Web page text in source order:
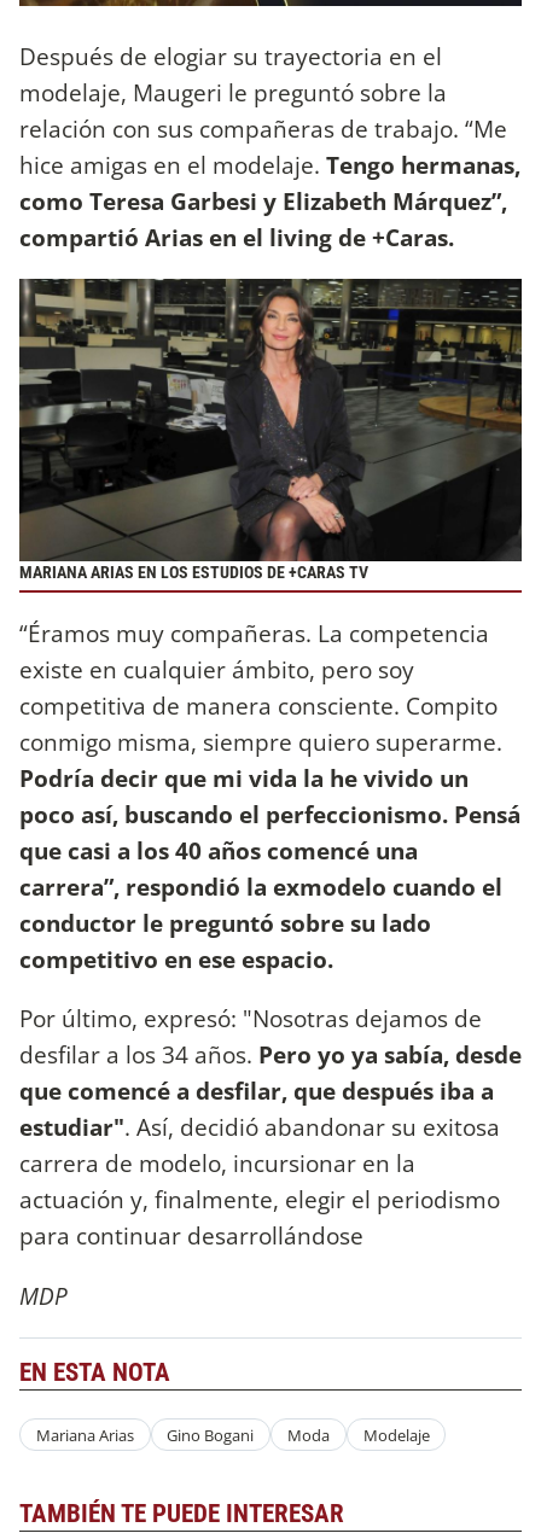
Después de elogiar su trayectoria en el
modelaje, Maugeri le preguntó sobre la
relación con sus compañeras de trabajo. “Me
hice amigas en el modelaje. Tengo hermanas,
como Teresa Garbesi y Elizabeth Márquez”,
compartió Arias en el living de +Caras.
MARIANA ARIAS EN LOS ESTUDIOS DE +CARAS TV
“Éramos muy compañeras. La competencia
existe en cualquier ámbito, pero soy
competitiva de manera consciente. Compito
conmigo misma, siempre quiero superarme.
Podría decir que mi vida la he vivido un
poco así, buscando el perfeccionismo. Pensá
que casi a los 40 años comencé una
carrera”, respondió la exmodelo cuando el
conductor le preguntó sobre su lado
competitivo en ese espacio.
Por último, expresó: "Nosotras dejamos de
desfilar a los 34 años. Pero yo ya sabía, desde
que comencé a desfilar, que después iba a
estudiar". Así, decidió abandonar su exitosa
carrera de modelo, incursionar en la
actuación y, finalmente, elegir el periodismo
para continuar desarrollándose
MDP
EN ESTA NOTA
Mariana Arias Gino Bogani Moda Modelaje
TAMBIÉN TE PUEDE INTERESAR